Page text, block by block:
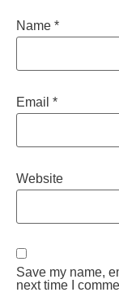
Name *
Email *
Website
Save my name,
next time I